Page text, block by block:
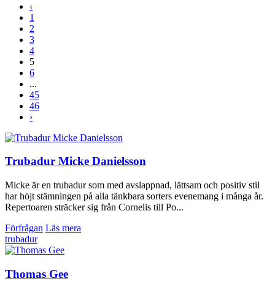
‹
1
2
3
4
5
6
...
45
46
›
Trubadur Micke Danielsson
Micke är en trubadur som med avslappnad, lättsam och positiv stil
har höjt stämningen på alla tänkbara sorters evenemang i många år.
Repertoaren sträcker sig från Cornelis till Po...
Förfrågan Läs mera
trubadur
Thomas Gee